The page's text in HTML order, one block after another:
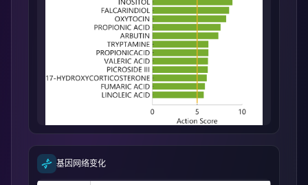
基因网络变化